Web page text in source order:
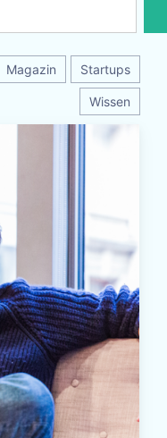
Magazin Startups
Wissen